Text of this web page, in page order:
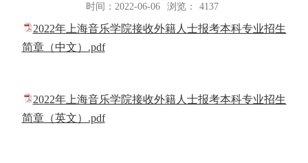
时间：2022-06-06 浏览： 4137
2022年上海音乐学院接收外籍人士报考本科专业招生
简章（中文）.pdf
2022年上海音乐学院接收外籍人士报考本科专业招生
简章（英文）.pdf